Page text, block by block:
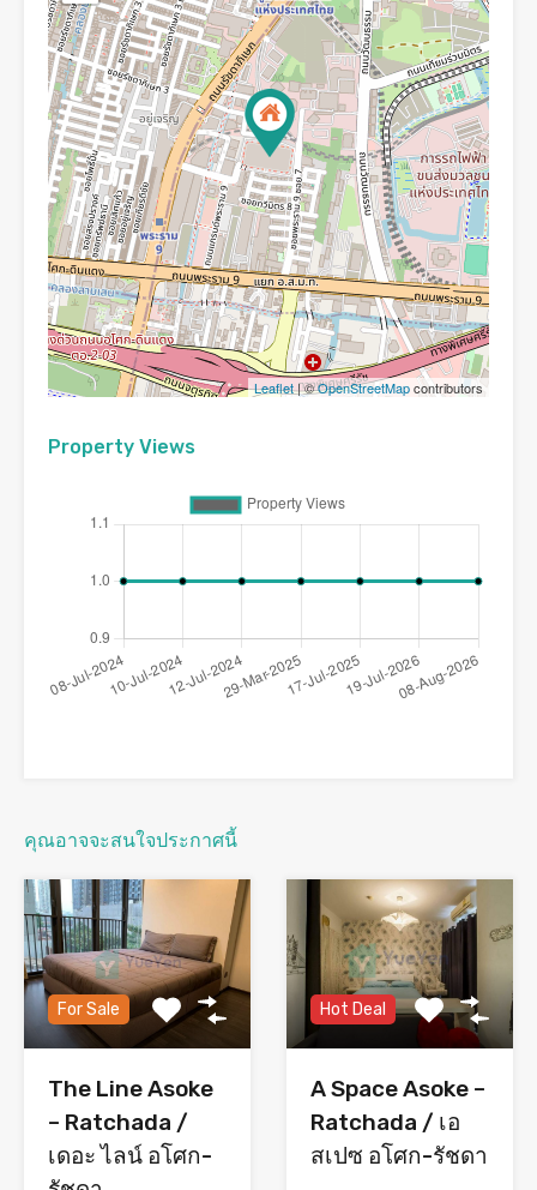
Leaflet| ©OpenStreetMapcontributors
Property Views
คุณอาจจะสนใจประกาศนี้
For Sale
The Line Asoke
– Ratchada /
เดอะ ไลน์ อโศก-
Hot Deal
A Space Asoke –
Ratchada / เอ
สเปซ อโศก-รัชดา